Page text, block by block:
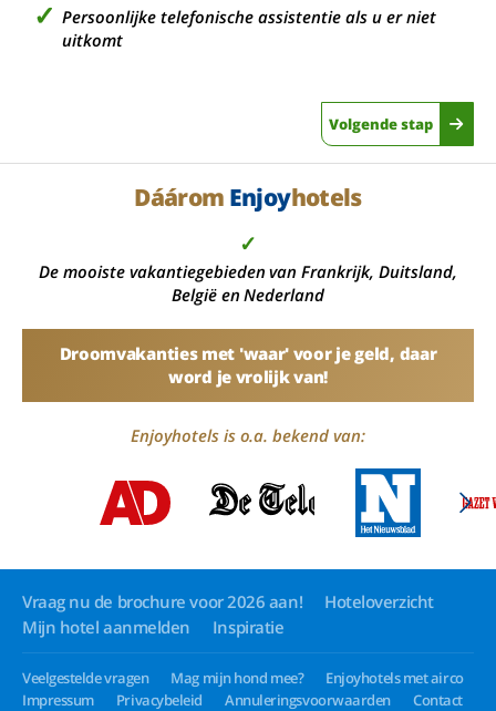
Persoonlijke telefonische assistentie als u er niet
uitkomt
Volgende stap
Dáárom Enjoyhotels
✓
De mooiste vakantiegebieden van Frankrijk, Duitsland,
België en Nederland
Droomvakanties met 'waar' voor je geld, daar
word je vrolijk van!
Enjoyhotels is o.a. bekend van:
Vraag nu de brochure voor 2026 aan!
Hoteloverzicht
Mijn hotel aanmelden
Inspiratie
Veelgestelde vragen Mag mijn hond mee?
Enjoyhotels met airco
Impressum
Privacybeleid Annuleringsvoorwaarden
Contact